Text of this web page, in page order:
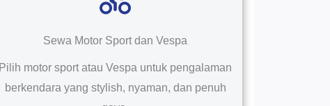
Sewa Motor Sport dan Vespa
Pilih motor sport atau Vespa untuk pengalaman
berkendara yang stylish, nyaman, dan penuh